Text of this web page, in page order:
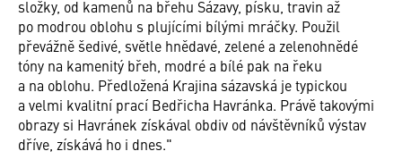
složky, od kamenů na břehu Sázavy, písku, travin až
po modrou oblohu s plujícími bílými mráčky. Použil
převážně šedivé, světle hnědavé, zelené a zelenohnědé
tóny na kamenitý břeh, modré a bílé pak na řeku
a na oblohu. Předložená Krajina sázavská je typickou
a velmi kvalitní prací Bedřicha Havránka. Právě takovými
obrazy si Havránek získával obdiv od návštěvníků výstav
dříve, získává ho i dnes."